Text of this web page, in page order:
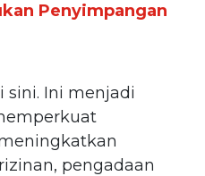
Penyimpangan
sini. Ini menjadi
pengadaan